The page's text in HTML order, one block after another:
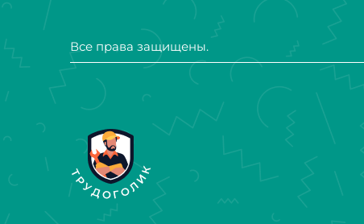
Все права защищены.